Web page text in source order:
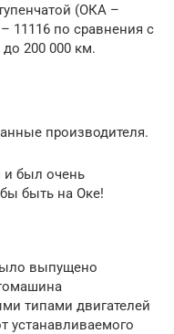
(ОКА –
11116 по сравнения с
200 000 км.
производителя.
и был очень
быть на Оке!
выпущено
типами двигателей
устанавливаемого